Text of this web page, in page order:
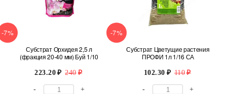
-7%
Субстрат Орхидея 2,5 л
(фракция 20-40 мм) Буй 1/10
223.20 240
- +
-7%
Субстрат Цветущие растения
ПРОФИ 1л 1/16 СА
102.30 110
- +